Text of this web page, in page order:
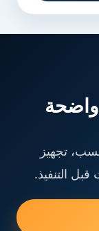
تجهيز
قبل التنفيذ.